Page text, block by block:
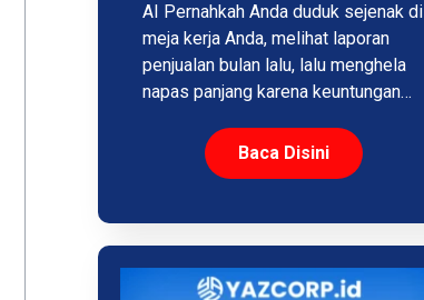
AI Pernahkah Anda duduk sejenak di
meja kerja Anda, melihat laporan
penjualan bulan lalu, lalu menghela
napas panjang karena keuntungan…
Baca Disini